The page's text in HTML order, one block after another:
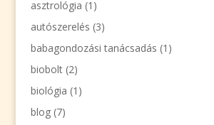
asztrológia (1)
autószerelés (3)
babagondozási tanácsadás (1)
biobolt(2)
biológia (1)
blog(7)